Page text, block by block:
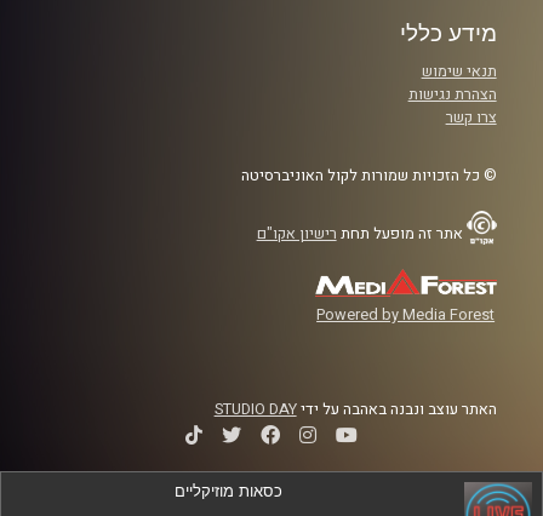
מידע כללי
תנאי שימוש
הצהרת נגישות
צרו קשר
© כל הזכויות שמורות לקול האוניברסיטה
אתר זה מופעל תחת רישיון אקו"ם
Powered by Media Forest
האתר עוצב ונבנה באהבה על ידיSTUDIO DAY
כסאות מוזיקליים